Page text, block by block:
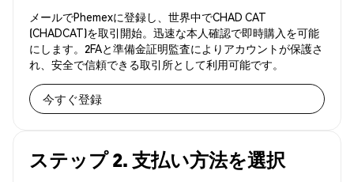
メールでPhemexに登録し、世界中でCHAD CAT
(CHADCAT)を取引開始。迅速な本人確認で即時購入を可能
にします。2FAと準備金証明監査によりアカウントが保護さ
れ、安全で信頼できる取引所として利用可能です。
今すぐ登録
ステップ 2. 支払い方法を選択